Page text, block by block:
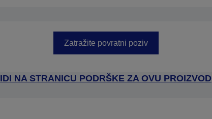
Zatražite povratni poziv
IDI NA STRANICU PODRŠKE ZA OVU PROIZVOD